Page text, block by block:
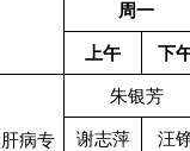
周一
上午 下
肝病专
朱银芳
谢志萍 汪